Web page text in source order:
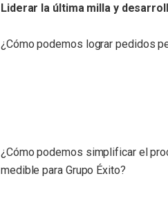
Liderar la última milla y
¿Cómo podemos lograr pedidos
¿Cómo podemos simplificar el
medible para Grupo Éxito?